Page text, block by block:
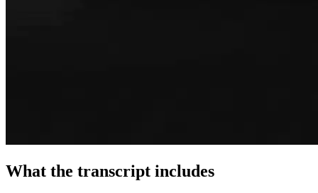
What the transcript includes